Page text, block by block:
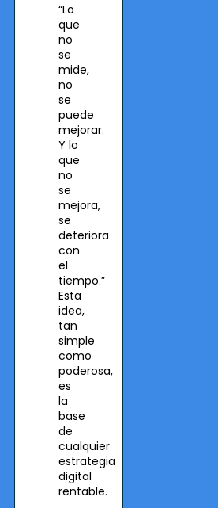
“Lo
que
no
se
mide,
no
se
puede
mejorar.
Y lo
que
no
se
mejora,
se
deteriora
con
el
tiempo.”
Esta
idea,
tan
simple
como
poderosa,
es
la
base
de
cualquier
estrategia
digital
rentable.